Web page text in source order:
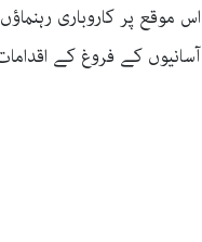
اس موقع پر کاروباری
آسانیوں کے فروغ کے